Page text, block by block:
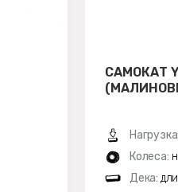
САМОКАТ
Колеса:
Дека: